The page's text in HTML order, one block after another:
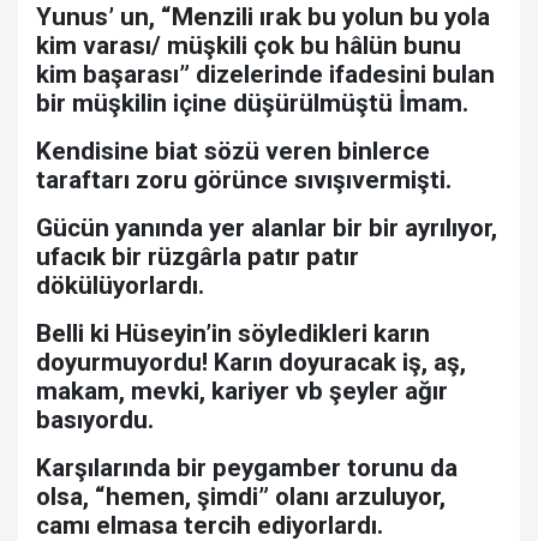
Yunus’ un, “Menzili ırak bu yolun bu yola
kim varası/ müşkili çok bu hâlün bunu
kim başarası” dizelerinde ifadesini bulan
bir müşkilin içine düşürülmüştü İmam.
Kendisine biat sözü veren binlerce
taraftarı zoru görünce sıvışıvermişti.
Gücün yanında yer alanlar bir bir ayrılıyor,
ufacık bir rüzgârla patır patır
dökülüyorlardı.
Belli ki Hüseyin’in söyledikleri karın
doyurmuyordu! Karın doyuracak iş, aş,
makam, mevki, kariyer vb şeyler ağır
basıyordu.
Karşılarında bir peygamber torunu da
olsa, “hemen, şimdi” olanı arzuluyor,
camı elmasa tercih ediyorlardı.